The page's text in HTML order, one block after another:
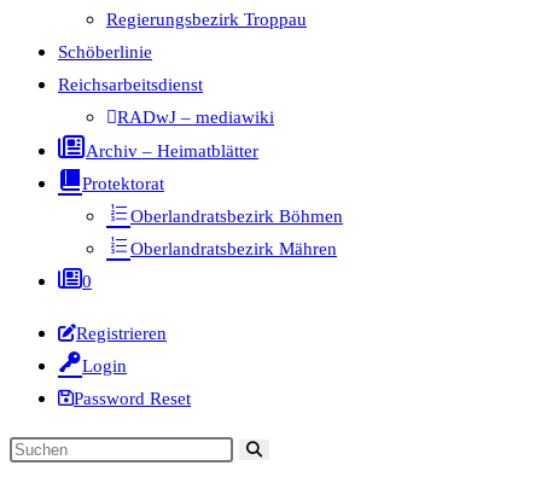
Regierungsbezirk Troppau
Schöberlinie
Reichsarbeitsdienst
RADwJ – mediawiki
Archiv – Heimatblätter
Protektorat
Oberlandratsbezirk Böhmen
Oberlandratsbezirk Mähren
0
Registrieren
Login
Password Reset
Diese